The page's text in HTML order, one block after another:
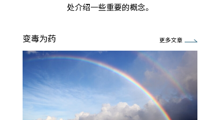
处介绍一些重要的概念。
变毒为药 更多文章